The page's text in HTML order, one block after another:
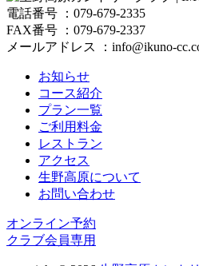
電話番号 ：079-679-2335
FAX番号 ：079-679-2337
メールアドレス ：info@ikuno-
お知らせ
コース紹介
プラン一覧
ご利用料金
レストラン
アクセス
生野高原について
お問い合わせ
オンライン予約
クラブ会員専用